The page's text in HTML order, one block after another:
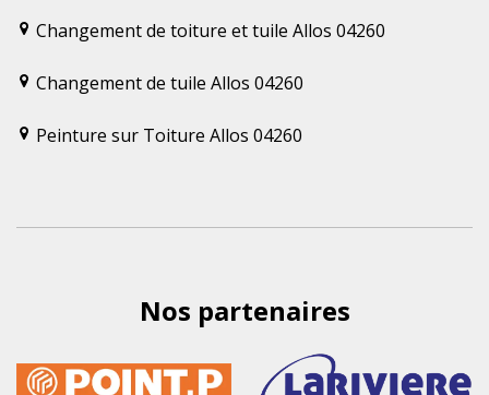
Changement de toiture et tuile Allos 04260
Changement de tuile Allos 04260
Peinture sur Toiture Allos 04260
Nos partenaires